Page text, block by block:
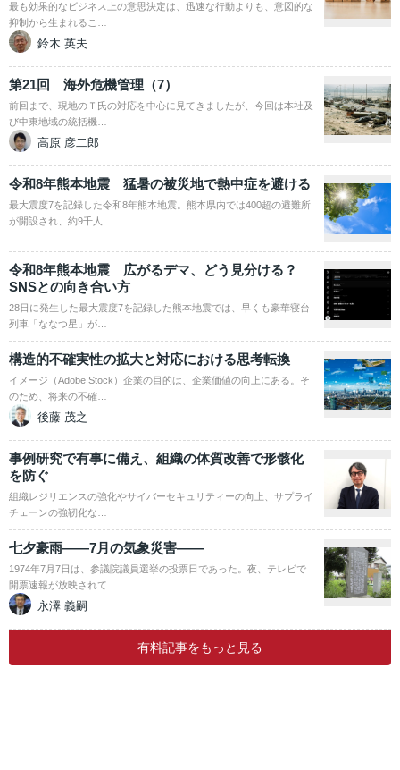
最も効果的なビジネス上の意思決定は、迅速な行動よりも、意図的な
抑制から生まれるこ…
鈴木 英夫
第21回 海外危機管理（7）
前回まで、現地のＴ氏の対応を中心に見てきましたが、今回は本社及
び中東地域の統括機…
高原 彦二郎
令和8年熊本地震 猛暑の被災地で熱中症を避ける
最大震度7を記録した令和8年熊本地震。熊本県内では400超の避難所
が開設され、約9千人…
令和8年熊本地震 広がるデマ、どう見分ける？
SNSとの向き合い方
28日に発生した最大震度7を記録した熊本地震では、早くも豪華寝台
列車「ななつ星」が…
構造的不確実性の拡大と対応における思考転換
イメージ（Adobe Stock）企業の目的は、企業価値の向上にある。そ
のため、将来の不確…
後藤 茂之
事例研究で有事に備え、組織の体質改善で形骸化
を防ぐ
組織レジリエンスの強化やサイバーセキュリティーの向上、サプライ
チェーンの強靭化な…
七夕豪雨――7月の気象災害――
1974年7月7日は、参議院議員選挙の投票日であった。夜、テレビで
開票速報が放映されて…
永澤 義嗣
有料記事をもっと見る